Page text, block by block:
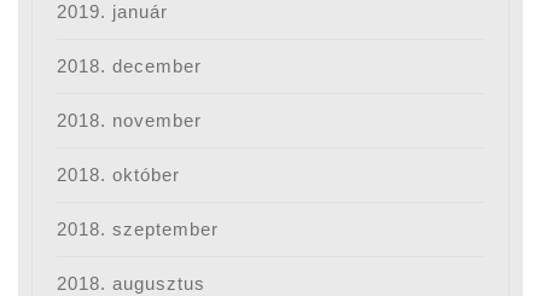
2019. január
2018. december
2018. november
2018. október
2018. szeptember
2018. augusztus